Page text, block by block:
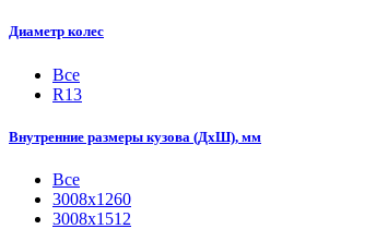
Диаметр колес
Все
R13
Внутренние размеры кузова (ДхШ), мм
Все
3008х1260
3008х1512